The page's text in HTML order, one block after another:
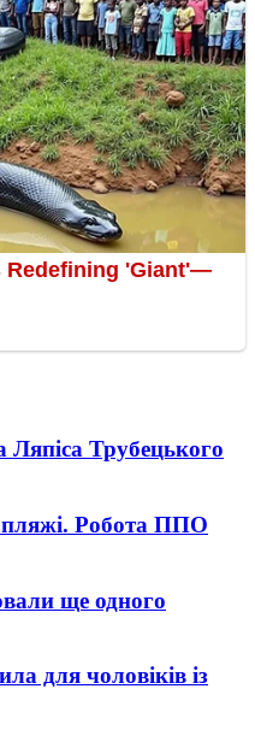
Ляпіса Трубецького
Робота ППО
ще одного
для чоловіків із